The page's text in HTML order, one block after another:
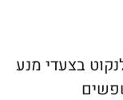
מנע